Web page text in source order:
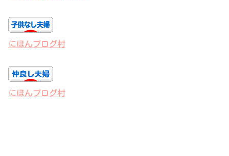
にほんブログ村
にほんブログ村